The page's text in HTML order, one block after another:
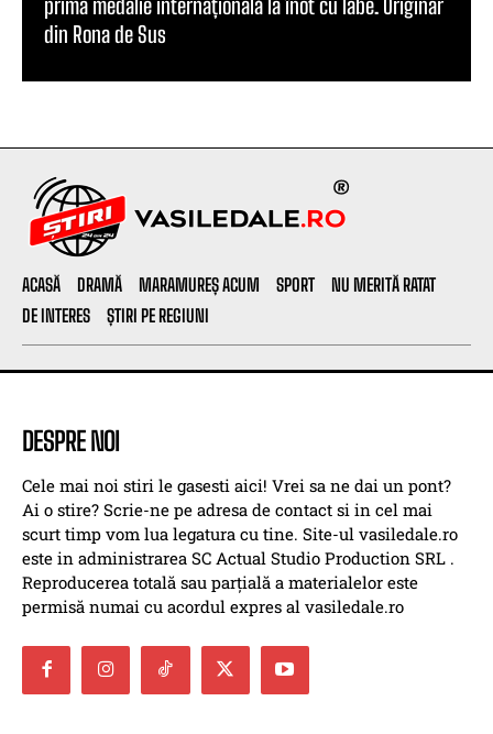
din Rona de Sus
ACASĂ DRAMĂ MARAMUREȘ ACUM SPORT
NU MERITĂ RATAT
DE INTERES
ȘTIRI PE REGIUNI
DESPRE NOI
Cele mai noi stiri le gasesti aici! Vrei sa ne dai un pont?
Ai o stire? Scrie-ne pe adresa de contact si in cel mai
scurt timp vom lua legatura cu tine. Site-ul vasiledale.ro
este in administrarea SC Actual Studio Production SRL .
Reproducerea totală sau parțială a materialelor este
permisă numai cu acordul expres al vasiledale.ro